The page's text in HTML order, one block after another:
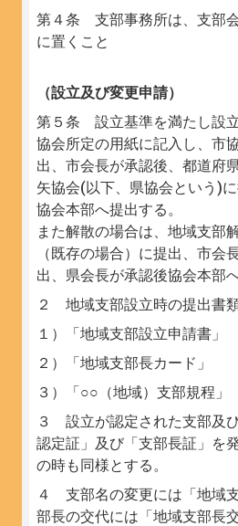
第４条 支部事務所は、支部
に置くこと
（設立及び変更申請）
第５条 設立基準を満たし設
協会所定の用紙に記入し、市
出、市会長が承認後、都道府
矢協会(以下、県協会という)
協会本部へ提出する。
また解散の場合は、地域支部
（既存の場合）に提出、市会
出、県会長が承認後協会本部
２ 地域支部設立時の提出書
１）「地域支部設立申請書」
２）「地域支部長カード」
３）「○○（地域）支部規程」
３ 設立が認定された支部及
認定証」及び「支部長証」を
の時も同様とする。
４ 支部名の変更には「地域
部長の交代には「地域支部長